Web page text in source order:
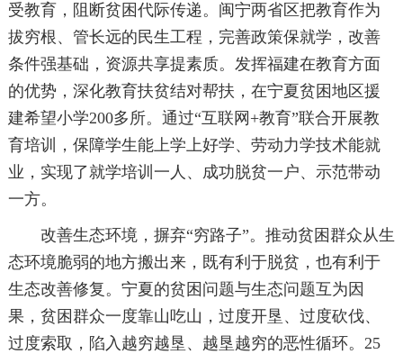
受教育，阻断贫困代际传递。闽宁两省区把教育作为
拔穷根、管长远的民生工程，完善政策保就学，改善
条件强基础，资源共享提素质。发挥福建在教育方面
的优势，深化教育扶贫结对帮扶，在宁夏贫困地区援
建希望小学200多所。通过“互联网+教育”联合开展教
育培训，保障学生能上学上好学、劳动力学技术能就
业，实现了就学培训一人、成功脱贫一户、示范带动
一方。
改善生态环境，摒弃“穷路子”。推动贫困群众从生
态环境脆弱的地方搬出来，既有利于脱贫，也有利于
生态改善修复。宁夏的贫困问题与生态问题互为因
果，贫困群众一度靠山吃山，过度开垦、过度砍伐、
过度索取，陷入越穷越垦、越垦越穷的恶性循环。25